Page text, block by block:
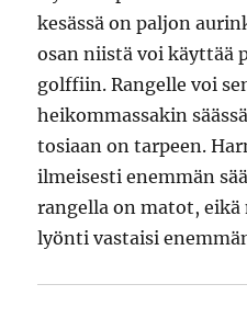
kesässä on paljon
osan niistä voi käyttää
golffiin. Rangelle voi
heikommassakin
tosiaan on tarpeen.
ilmeisesti enemmän
rangella on matot,
lyönti vastaisi